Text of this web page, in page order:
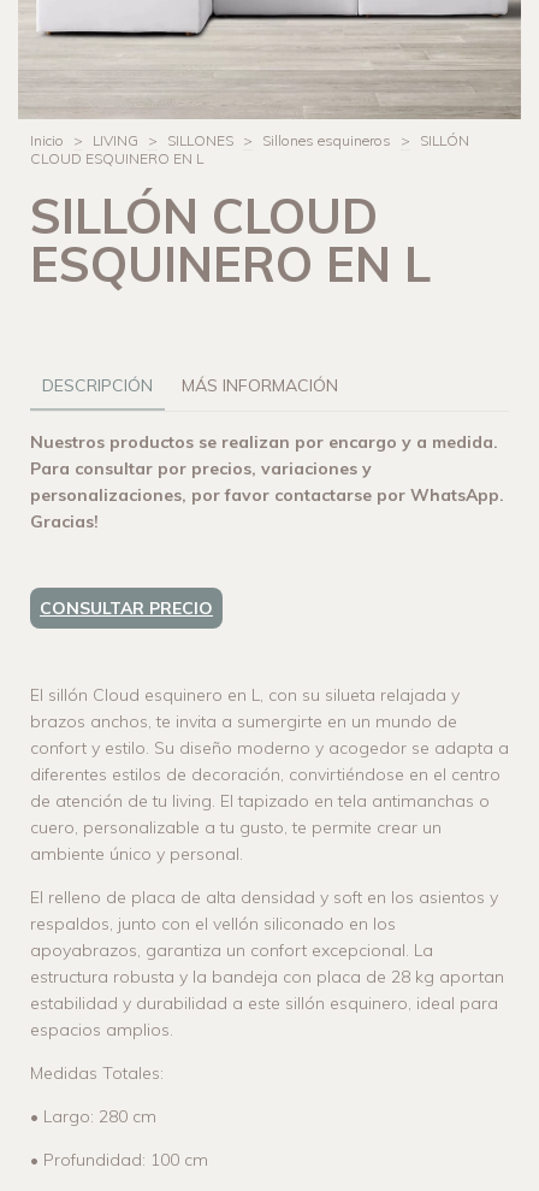
Inicio > LIVING > SILLONES > Sillones esquineros >
SILLÓN
CLOUD ESQUINERO EN L
SILLÓN CLOUD
ESQUINERO EN L
DESCRIPCIÓN MÁS INFORMACIÓN
Nuestros productos se realizan por encargo y a medida.
Para consultar por precios, variaciones y
personalizaciones, por favor contactarse por WhatsApp.
Gracias!
CONSULTAR PRECIO
El sillón Cloud esquinero en L, con su silueta relajada y
brazos anchos, te invita a sumergirte en un mundo de
confort y estilo. Su diseño moderno y acogedor se adapta a
diferentes estilos de decoración, convirtiéndose en el centro
de atención de tu living. El tapizado en tela antimanchas o
cuero, personalizable a tu gusto, te permite crear un
ambiente único y personal.
El relleno de placa de alta densidad y soft en los asientos y
respaldos, junto con el vellón siliconado en los
apoyabrazos, garantiza un confort excepcional. La
estructura robusta y la bandeja con placa de 28 kg aportan
estabilidad y durabilidad a este sillón esquinero, ideal para
espacios amplios.
Medidas Totales:
• Largo: 280 cm
• Profundidad: 100 cm